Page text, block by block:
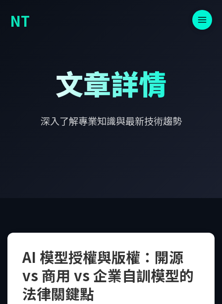
NT
文章詳情
深入了解專業知識與最新技術趨勢
AI 模型授權與版權：開源
vs 商用 vs 企業自訓模型的
法律關鍵點